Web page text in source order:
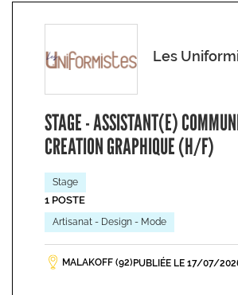
Les
STAGE - ASSISTANT(E)
CREATION GRAPHIQUE (H/F)
Stage
1 POSTE
Artisanat - Design - Mode
MALAKOFF (92) PUBLIÉE LE 17/07/